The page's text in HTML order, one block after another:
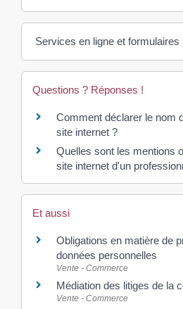
Services en ligne et formulaires
Questions ? Réponses !
Comment déclarer le nom
site internet ?
Quelles sont les mentions
site internet d'un
Et aussi
Obligations en matière de
données personnelles
Vente - Commerce
Médiation des litiges de la
Vente - Commerce